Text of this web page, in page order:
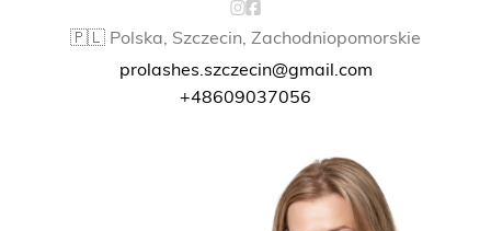
🇵🇱 Polska, Szczecin, Zachodniopomorskie
prolashes.szczecin@gmail.com
+48609037056